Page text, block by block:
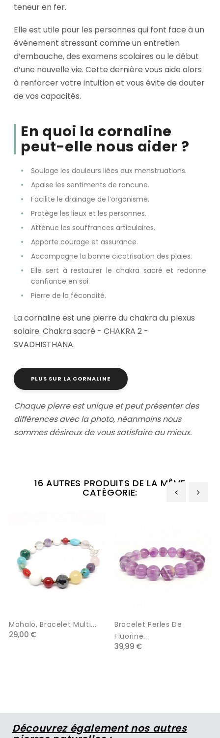
teneur en fer.
Elle est utile pour les personnes qui font face à un
événement stressant comme un entretien
d’embauche, des examens scolaires ou le début
d’une nouvelle vie. Cette dernière vous aide alors
à renforcer votre intuition et vous évite de douter
de vos capacités.
En quoi la cornaline
peut-elle nous aider ?
Soulage les douleurs liées aux menstruations.
Apaise les sentiments de rancune.
Facilite le drainage de l’organisme.
Protège les lieux et les personnes.
Atténue les souffrances articulaires.
Apporte courage et assurance.
Accompagne la bonne cicatrisation des plaies.
Elle sert à restaurer le chakra sacré et redonne
confiance en soi.
Pierre de la fécondité.
La cornaline est une pierre du chakra du plexus
solaire. Chakra sacré - CHAKRA 2 -
SVADHISTHANA
PLUS SUR LA CORNALINE
Chaque pierre est unique et peut présenter des
différences avec la photo, néanmoins nous
sommes désireux de vous satisfaire au mieux.
16 AUTRES PRODUITS DE LA MÊME
CATÉGORIE:
Mahalo, Bracelet Multi...
29,00 €
Bracelet Perles De
Fluorine...
39,99 €
Découvrez également nos autres